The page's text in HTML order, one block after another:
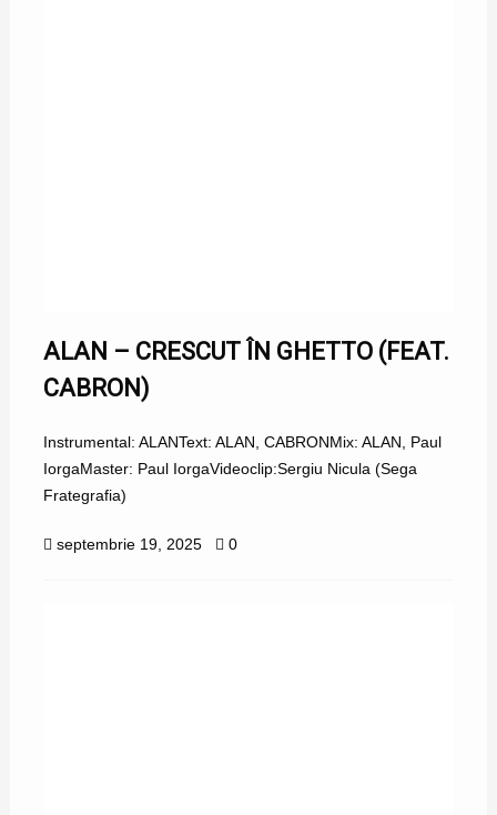
ALAN – CRESCUT ÎN GHETTO (FEAT.
CABRON)
Instrumental: ALANText: ALAN, CABRONMix: ALAN, Paul
IorgaMaster: Paul IorgaVideoclip:Sergiu Nicula (Sega
Frategrafia)
septembrie 19, 2025 0